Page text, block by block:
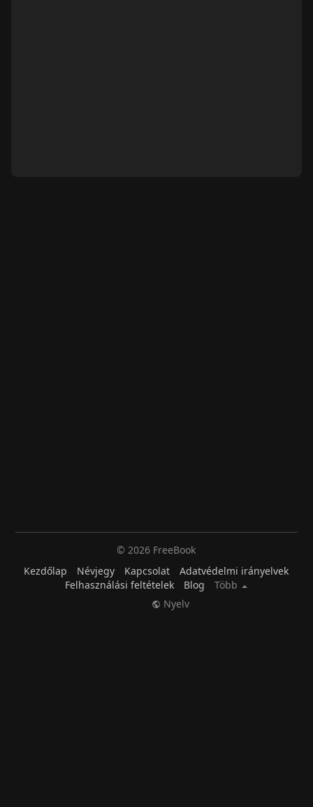
© 2026 FreeBook
Kezdőlap
Névjegy Kapcsolat
Adatvédelmi irányelvek
Felhasználási feltételek
Blog
Több
Nyelv